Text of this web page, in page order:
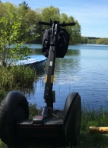
Cookie-Einstellungen